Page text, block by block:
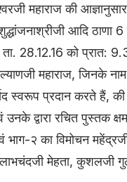
महाराज की आज्ञानुसार
आदि ठाणा
ता. 28.12.16 को प्रात:
महाराज, जिनके
स्वरूप प्रदान करते हैं,
उनके द्वारा रचित पुस्तक
२ का विमोचन
मेहता, कुशलजी